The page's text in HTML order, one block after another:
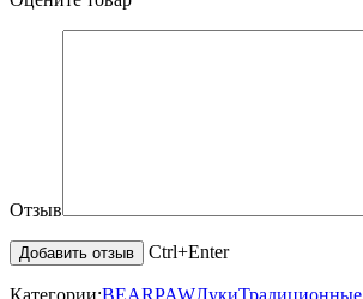
Отзыв
Ctrl+Enter